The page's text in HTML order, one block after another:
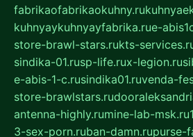
fabrikaofabrikaokuhny.ru
kuhnyaykuhnyayfabrika.rue-
store-brawl-stars.rukts-
sindika-01.rusp-life.rux-legion.ru
e-abis-1-c.rusindika01.ruvenda-
store-brawlstars.ru
antenna-highly.rumine-lab-msk.ru
3-sex-porn.ruban-damn.rupurse-